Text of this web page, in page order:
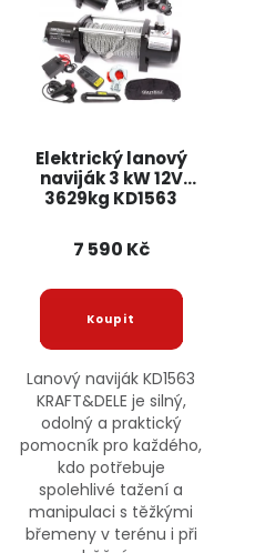
Elektrický lanový
naviják 3 kW 12V
3629kg KD1563
7 590 Kč
Lanový naviják KD1563
KRAFT&DELE je silný,
odolný a praktický
pomocník pro každého,
kdo potřebuje
spolehlivé tažení a
manipulaci s těžkými
břemeny v terénu i při